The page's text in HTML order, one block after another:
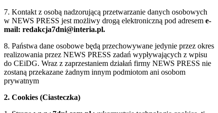
7. Kontakt z osobą nadzorującą przetwarzanie danych osobowych
w NEWS PRESS jest możliwy drogą elektroniczną pod adresem e-
mail: redakcja7dni@interia.pl.
8. Państwa dane osobowe będą przechowywane jedynie przez okres
realizowania przez NEWS PRESS zadań wypływających z wpisu
do CEiDG. Wraz z zaprzestaniem działań firmy NEWS PRESS nie
zostaną przekazane żadnym innym podmiotom ani osobom
prywatnym
2. Cookies (Ciasteczka)